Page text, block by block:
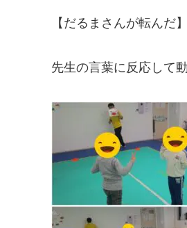
【だるまさんが転んだ】
先生の言葉に反応して